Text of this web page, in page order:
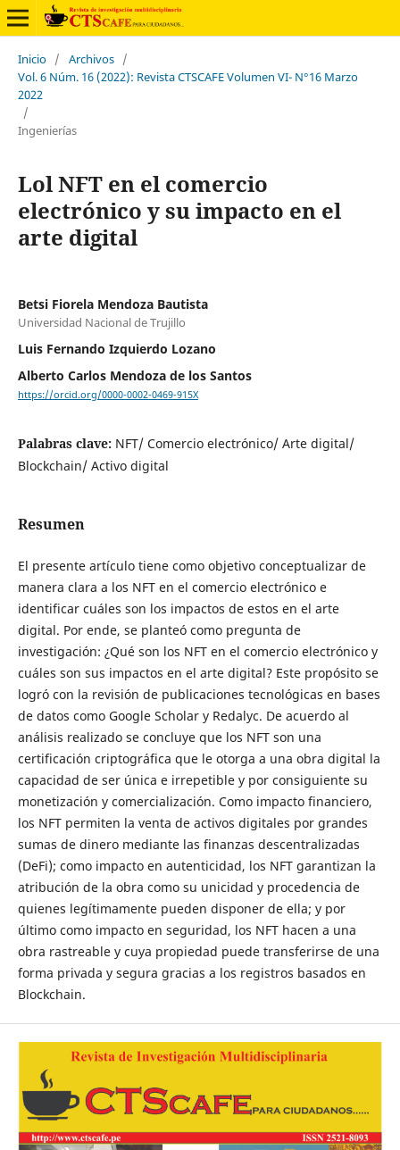
Inicio / Archivos /
Vol. 6 Núm. 16 (2022): Revista CTSCAFE Volumen VI- N°16 Marzo
2022
/
Ingenierías
Lol NFT en el comercio
electrónico y su impacto en el
arte digital
Betsi Fiorela Mendoza Bautista
Universidad Nacional de Trujillo
Luis Fernando Izquierdo Lozano
Alberto Carlos Mendoza de los Santos
https://orcid.org/0000-0002-0469-915X
Palabras clave: NFT/ Comercio electrónico/ Arte digital/
Blockchain/ Activo digital
Resumen
El presente artículo tiene como objetivo conceptualizar de
manera clara a los NFT en el comercio electrónico e
identificar cuáles son los impactos de estos en el arte
digital. Por ende, se planteó como pregunta de
investigación: ¿Qué son los NFT en el comercio electrónico y
cuáles son sus impactos en el arte digital? Este propósito se
logró con la revisión de publicaciones tecnológicas en bases
de datos como Google Scholar y Redalyc. De acuerdo al
análisis realizado se concluye que los NFT son una
certificación criptográfica que le otorga a una obra digital la
capacidad de ser única e irrepetible y por consiguiente su
monetización y comercialización. Como impacto financiero,
los NFT permiten la venta de activos digitales por grandes
sumas de dinero mediante las finanzas descentralizadas
(DeFi); como impacto en autenticidad, los NFT garantizan la
atribución de la obra como su unicidad y procedencia de
quienes legítimamente pueden disponer de ella; y por
último como impacto en seguridad, los NFT hacen a una
obra rastreable y cuya propiedad puede transferirse de una
forma privada y segura gracias a los registros basados en
Blockchain.